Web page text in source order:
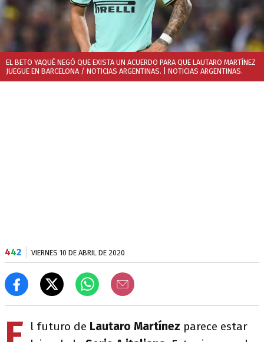
EL BETO YAQUÉ NEGÓ QUE EXISTA UN ACUERDO PARA QUE LAUTARO MARTÍNEZ
JUEGUE EN BARCELONA / NOTICIAS ARGENTINAS. | NOTICIAS ARGENTINAS.
442 VIERNES 10 DE ABRIL DE 2020
l futuro de Lautaro Martínez parece estar